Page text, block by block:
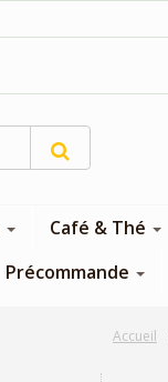
Café & Thé
Précommande
Accueil